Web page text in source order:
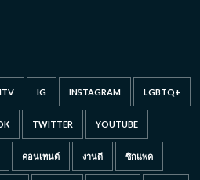
IG INSTAGRAM LGBTQ+
TWITTER YOUTUBE
คอนเทนต์ งานดี ซิกแพค